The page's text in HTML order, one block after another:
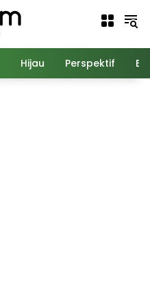
Hijau Perspektif